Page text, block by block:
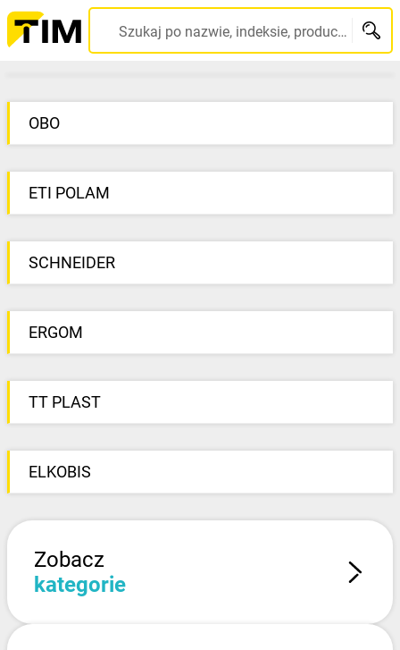
TIM
SA
-
wysyłamy
produkty
w
24h
Szukaj po nazwie, indeksie, producencie, kodzie kreskowym...
OBO
ETI POLAM
SCHNEIDER
ERGOM
TT PLAST
ELKOBIS
Zobacz
kategorie